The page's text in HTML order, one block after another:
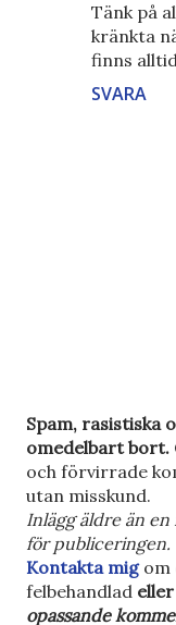
Tänk på
kränkta
finns
SVARA
S
k
i
c
k
a
e
n
k
Spam, rasistiska
omedelbart bort.
och förvirrade
utan misskund.
Inlägg äldre än en
för publiceringen.
Kontakta migom
felbehandlad
opassande